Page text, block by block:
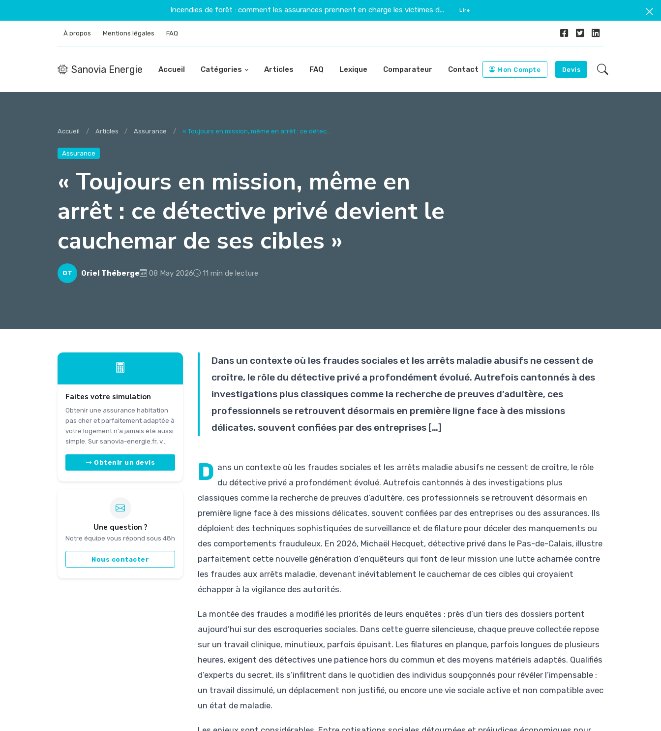
Incendies de forêt : comment les assurances prennent en charge les victimes d... Lire
À propos Mentions légales FAQ
Sanovia Energie Accueil Catégories Articles FAQ Lexique Comparateur Contact Mon Compte Devis
Accueil Articles Assurance « Toujours en mission, même en arrêt : ce détec...
Assurance
« Toujours en mission, même en
arrêt : ce détective privé devient le
cauchemar de ses cibles »
OT Oriel Théberge 08 May 2026 11 min de lecture
Faites votre simulation
Obtenir une assurance habitation
pas cher et parfaitement adaptée à
votre logement n'a jamais été aussi
simple. Sur sanovia-energie.fr, v...
Obtenir un devis
Une question ?
Notre équipe vous répond sous 48h
Nous contacter
Dans un contexte où les fraudes sociales et les arrêts maladie abusifs ne cessent de
croître, le rôle du détective privé a profondément évolué. Autrefois cantonnés à des
investigations plus classiques comme la recherche de preuves d’adultère, ces
professionnels se retrouvent désormais en première ligne face à des missions
délicates, souvent confiées par des entreprises […]
D ans un contexte où les fraudes sociales et les arrêts maladie abusifs ne cessent de croître, le rôle
du détective privé a profondément évolué. Autrefois cantonnés à des investigations plus
classiques comme la recherche de preuves d’adultère, ces professionnels se retrouvent désormais en
première ligne face à des missions délicates, souvent confiées par des entreprises ou des assurances. Ils
déploient des techniques sophistiquées de surveillance et de filature pour déceler des manquements ou
des comportements frauduleux. En 2026, Michaël Hecquet, détective privé dans le Pas-de-Calais, illustre
parfaitement cette nouvelle génération d’enquêteurs qui font de leur mission une lutte acharnée contre
les fraudes aux arrêts maladie, devenant inévitablement le cauchemar de ces cibles qui croyaient
échapper à la vigilance des autorités.
La montée des fraudes a modifié les priorités de leurs enquêtes : près d’un tiers des dossiers portent
aujourd’hui sur des escroqueries sociales. Dans cette guerre silencieuse, chaque preuve collectée repose
sur un travail clinique, minutieux, parfois épuisant. Les filatures en planque, parfois longues de plusieurs
heures, exigent des détectives une patience hors du commun et des moyens matériels adaptés. Qualifiés
d’experts du secret, ils s’infiltrent dans le quotidien des individus soupçonnés pour révéler l’impensable :
un travail dissimulé, un déplacement non justifié, ou encore une vie sociale active et non compatible avec
un état de maladie.